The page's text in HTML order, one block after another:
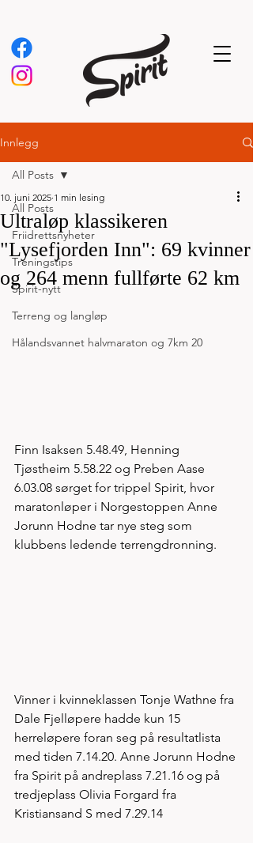
Innlegg
All Posts
Friidrettsnyheter
Treningstips
Spirit-nytt
Terreng og langløp
Hålandsvannet halvmaraton og 7km 20
All Posts
Ultraløp klassikeren
"Lysefjorden Inn": 69 kvinner
og 264 menn fullførte 62 km
10. juni 2025 1 min lesing
Finn Isaksen 5.48.49, Henning
Tjøstheim 5.58.22 og Preben Aase
6.03.08 sørget for trippel Spirit, hvor
maratonløper i Norgestoppen Anne
Jorunn Hodne tar nye steg som
klubbens ledende terrengdronning.
Vinner i kvinneklassen Tonje Wathne fra
Dale Fjelløpere hadde kun 15
herreløpere foran seg på resultatlista
med tiden 7.14.20. Anne Jorunn Hodne
fra Spirit på andreplass 7.21.16 og på
tredjeplass Olivia Forgard fra
Kristiansand S med 7.29.14